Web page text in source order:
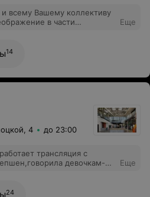
всему Вашему коллективу
в части
я очень довольна
Еще
14
4 до 23:00
трансляция с
девочкам-
Еще
24